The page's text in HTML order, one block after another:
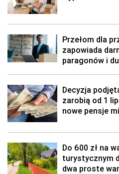
Przełom dla
zapowiada
paragonów i
Decyzja
zarobią od 1
nowe pensje
Do 600 zł na
turystycznym
dwa proste